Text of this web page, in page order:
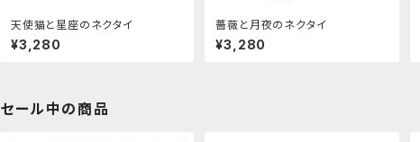
天使猫と星座のネクタイ
¥3,280
薔薇と月夜のネクタイ
¥3,280
セール中の商品